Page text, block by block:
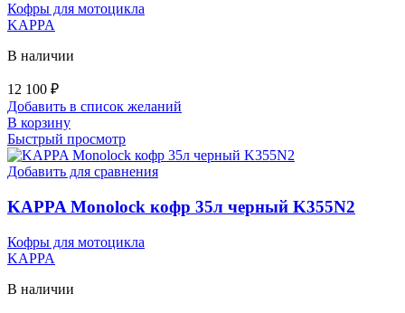
Кофры для мотоцикла
KAPPA
В наличии
12 100 ₽
Добавить в список желаний
В корзину
Быстрый просмотр
Добавить для сравнения
KAPPA Monolock кофр 35л черный K355N2
Кофры для мотоцикла
KAPPA
В наличии